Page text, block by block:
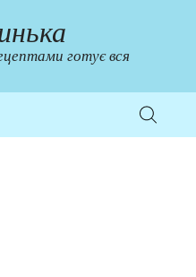
готує вся